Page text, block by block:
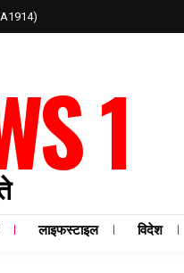
1
लाइफस्टाइल विदेश